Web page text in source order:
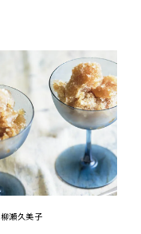
柳瀬久美子